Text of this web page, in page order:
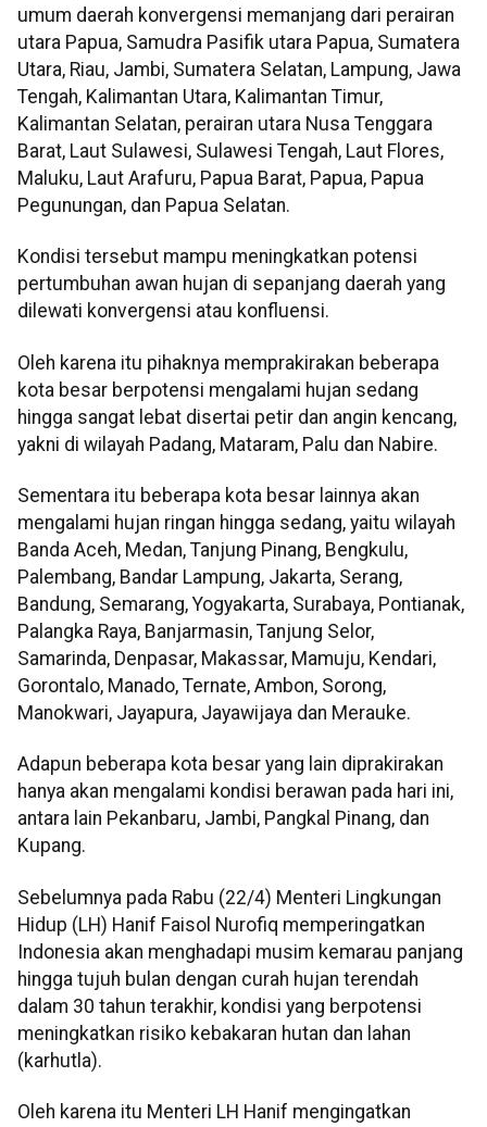
umum daerah konvergensi memanjang dari perairan
utara Papua, Samudra Pasifik utara Papua, Sumatera
Utara, Riau, Jambi, Sumatera Selatan, Lampung, Jawa
Tengah, Kalimantan Utara, Kalimantan Timur,
Kalimantan Selatan, perairan utara Nusa Tenggara
Barat, Laut Sulawesi, Sulawesi Tengah, Laut Flores,
Maluku, Laut Arafuru, Papua Barat, Papua, Papua
Pegunungan, dan Papua Selatan.
Kondisi tersebut mampu meningkatkan potensi
pertumbuhan awan hujan di sepanjang daerah yang
dilewati konvergensi atau konfluensi.
Oleh karena itu pihaknya memprakirakan beberapa
kota besar berpotensi mengalami hujan sedang
hingga sangat lebat disertai petir dan angin kencang,
yakni di wilayah Padang, Mataram, Palu dan Nabire.
Sementara itu beberapa kota besar lainnya akan
mengalami hujan ringan hingga sedang, yaitu wilayah
Banda Aceh, Medan, Tanjung Pinang, Bengkulu,
Palembang, Bandar Lampung, Jakarta, Serang,
Bandung, Semarang, Yogyakarta, Surabaya, Pontianak,
Palangka Raya, Banjarmasin, Tanjung Selor,
Samarinda, Denpasar, Makassar, Mamuju, Kendari,
Gorontalo, Manado, Ternate, Ambon, Sorong,
Manokwari, Jayapura, Jayawijaya dan Merauke.
Adapun beberapa kota besar yang lain diprakirakan
hanya akan mengalami kondisi berawan pada hari ini,
antara lain Pekanbaru, Jambi, Pangkal Pinang, dan
Kupang.
Sebelumnya pada Rabu (22/4) Menteri Lingkungan
Hidup (LH) Hanif Faisol Nurofiq memperingatkan
Indonesia akan menghadapi musim kemarau panjang
hingga tujuh bulan dengan curah hujan terendah
dalam 30 tahun terakhir, kondisi yang berpotensi
meningkatkan risiko kebakaran hutan dan lahan
(karhutla).
Oleh karena itu Menteri LH Hanif mengingatkan